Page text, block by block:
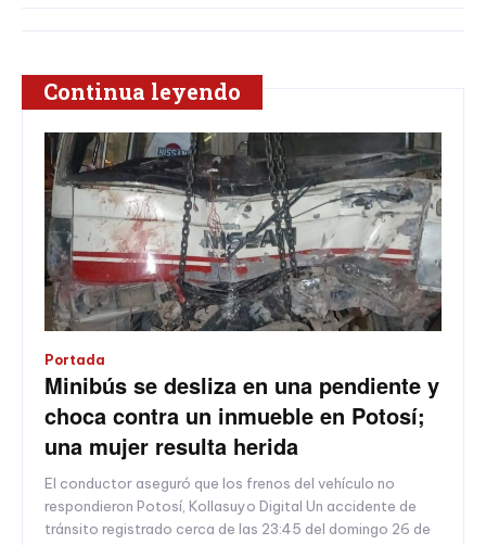
Continua leyendo
Portada
Minibús se desliza en una pendiente y
choca contra un inmueble en Potosí;
una mujer resulta herida
El conductor aseguró que los frenos del vehículo no
respondieron Potosí, Kollasuyo Digital Un accidente de
tránsito registrado cerca de las 23:45 del domingo 26 de